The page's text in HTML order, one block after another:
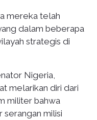
mereka telah
dalam beberapa
strategis di
Nigeria,
melarikan diri dari
militer bahwa
milisi